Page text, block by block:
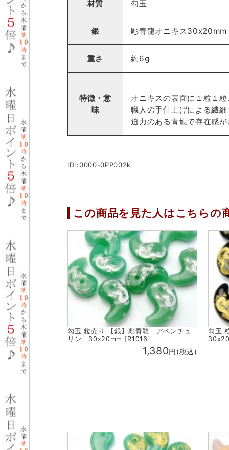
材質 勾玉
銀 彫青龍オニキス30x20mm
重さ 約6g
特徴・意
味
オニキスの表面に１粒１
職人の手仕上げによる繊
迫力のある青龍で存在感
ID::0000-0PP002k
この商品を見た人はこちらの
勾玉 粒売り 【銀】彫青龍 アベンチュ
リン 30x20mm [R1016]
1,380円(税込)
勾玉